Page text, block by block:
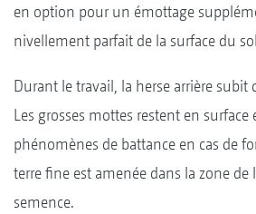
en option pour un émottage
nivellement parfait de la surface du
Durant le travail, la herse arrière subit
Les grosses mottes restent en surface
phénomènes de battance en cas de
terre fine est amenée dans la zone de
semence.